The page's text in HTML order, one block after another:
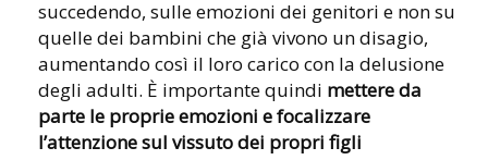
succedendo, sulle emozioni dei genitori e non su
quelle dei bambini che già vivono un disagio,
aumentando così il loro carico con la delusione
degli adulti. È importante quindi mettere da
parte le proprie emozioni e focalizzare
l’attenzione sul vissuto dei propri figli